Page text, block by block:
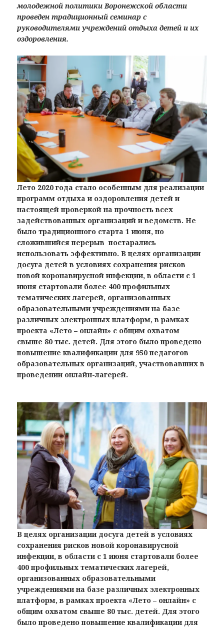
молодежной политики Воронежской области
проведен традиционный семинар с
руководителями учреждений отдыха детей и их
оздоровления.
Лето 2020 года стало особенным для реализации
программ отдыха и оздоровления детей и
настоящей проверкой на прочность всех
задействованных организаций и ведомств. Не
было традиционного старта 1 июня, но
сложившийся перерыв постарались
использовать эффективно. В целях организации
досуга детей в условиях сохранения рисков
новой коронавирусной инфекции, в области с 1
июня стартовали более 400 профильных
тематических лагерей, организованных
образовательными учреждениями на базе
различных электронных платформ, в рамках
проекта «Лето – онлайн» с общим охватом
свыше 80 тыс. детей. Для этого было проведено
повышение квалификации для 950 педагогов
образовательных организаций, участвовавших в
проведении онлайн-лагерей.
В целях организации досуга детей в условиях
сохранения рисков новой коронавирусной
инфекции, в области с 1 июня стартовали более
400 профильных тематических лагерей,
организованных образовательными
учреждениями на базе различных электронных
платформ, в рамках проекта «Лето – онлайн» с
общим охватом свыше 80 тыс. детей. Для этого
было проведено повышение квалификации для